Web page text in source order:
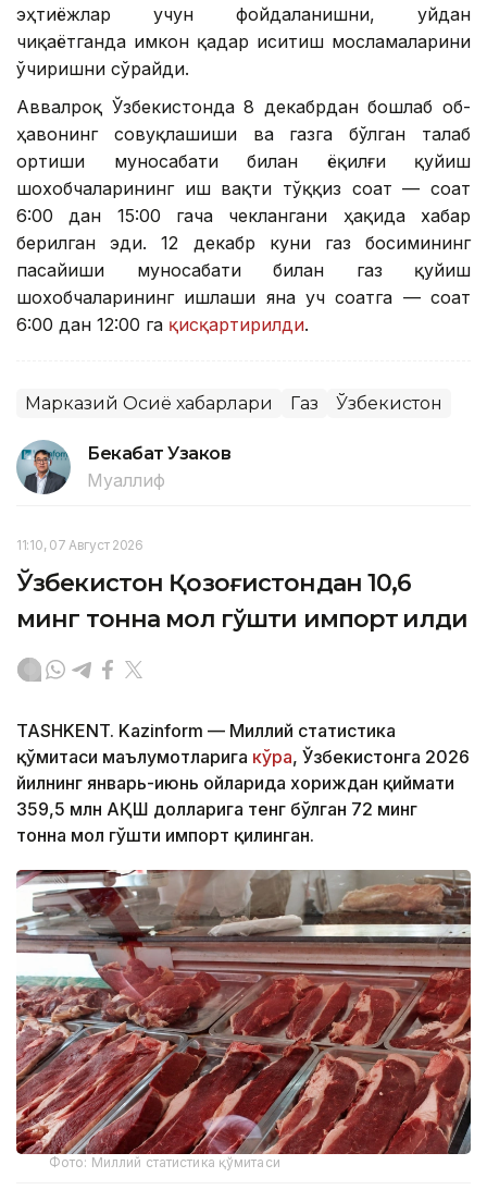
эҳтиёжлар учун фойдаланишни, уйдан
чиқаётганда имкон қадар иситиш мосламаларини
ўчиришни сўрайди.
Аввалроқ Ўзбекистонда 8 декабрдан бошлаб об-
ҳавонинг совуқлашиши ва газга бўлган талаб
ортиши муносабати билан ёқилғи қуйиш
шохобчаларининг иш вақти тўққиз соат — соат
6:00 дан 15:00 гача чеклангани ҳақида хабар
берилган эди. 12 декабр куни газ босимининг
пасайиши муносабати билан газ қуйиш
шохобчаларининг ишлаши яна уч соатга — соат
6:00 дан 12:00 га қисқартирилди.
Марказий Осиё хабарлари Газ Ўзбекистон
Бекабат Узаков
Муаллиф
11:10, 07 Август 2026
Ўзбекистон Қозоғистондан 10,6
минг тонна мол гўшти импорт қилди
TASHKENT. Kazinform — Миллий статистика
қўмитаси маълумотларига кўра, Ўзбекистонга 2026
йилнинг январь-июнь ойларида хориждан қиймати
359,5 млн АҚШ долларига тенг бўлган 72 минг
тонна мол гўшти импорт қилинган.
Фото: Миллий статистика қўмитаси